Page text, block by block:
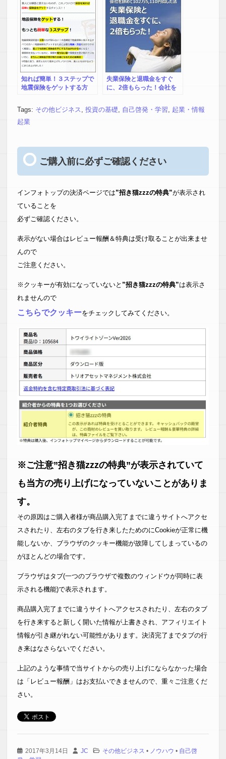
知れば簡単！３ステップで
地震保険をゲットする方
失業保険と退職金をすぐ
に、2倍もらった！会社を
法<サポート版>
Tags: その他ビジネス 投資の基礎 自己啓発・学習
起業・情報
起業
ご購入前に必ずご確認ください
インフォトップの決済ページでは”招き猫zzzの特典”が表示され
ていることを
必ずご確認ください。
表示がない場合はレビュー報酬＆特典は受け取ることが出来ませ
んので
ご注意ください。
※クッキーが有効になっていないと ”招き猫zzzの特典”は表示さ
れませんので
こちらでクッキーをチェックしてみてください。
※ご注意”招き猫zzzの特典”が表示されていて
も当方の売り上げになっていないことがありま
す。
その原因はご購入者様が商品購入完了までに違うサイトへアクセ
スされたり、左右のタブを行き来したためのにCookieが正常に機
能しないか、ブラウザのクッキー機能が故障してしまっているの
がほとんどの場合です。
ブラウザはタブ(一つのブラウザで複数のウィンドウが同時に表
示される機能)で表示されます。
商品購入完了までに違うサイトへアクセスされたり、左右のタブ
を行き来すると新しく開いた情報が上書きされ、アフィリエイト
情報が引き継がれない可能性があります。決済完了までタブの行
き来はなさらないでください。
上記のような事情で当サイトからの売り上げにならなかった場合
は「レビュー報酬」はお支払いできませんので、重々ご注意くだ
さい。
2017年3月14日 JC その他ビジネス • ノウハウ • 自己啓